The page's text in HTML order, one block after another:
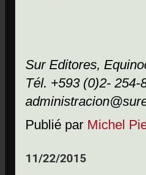
Sur Editores,
Tél. +593 (0)2- 254-
Publié par Michel
11/22/2015